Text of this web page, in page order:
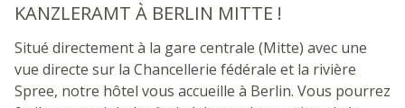
KANZLERAMT À BERLIN MITTE !
Situé directement à la gare centrale (Mitte) avec une
vue directe sur la Chancellerie fédérale et la rivière
Spree, notre hôtel vous accueille à Berlin. Vous pourrez